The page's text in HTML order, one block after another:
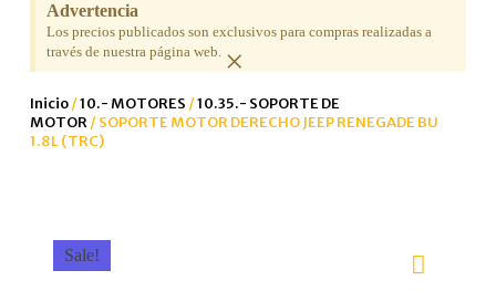
Advertencia
Los precios publicados son exclusivos para compras realizadas a
través de nuestra página web. ×
Inicio/10.- MOTORES /10.35.- SOPORTE DE
MOTOR/ SOPORTE MOTOR DERECHO JEEP RENEGADE BU
1.8L (TRC)
Sale!